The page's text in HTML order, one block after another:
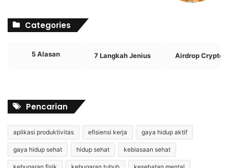
Categories
5 Alasan 7 Langkah Jenius Airdrop Crypto
Pencarian
aplikasi produktivitas efisiensi kerja gaya hidup aktif
gaya hidup sehat hidup sehat kebiasaan sehat